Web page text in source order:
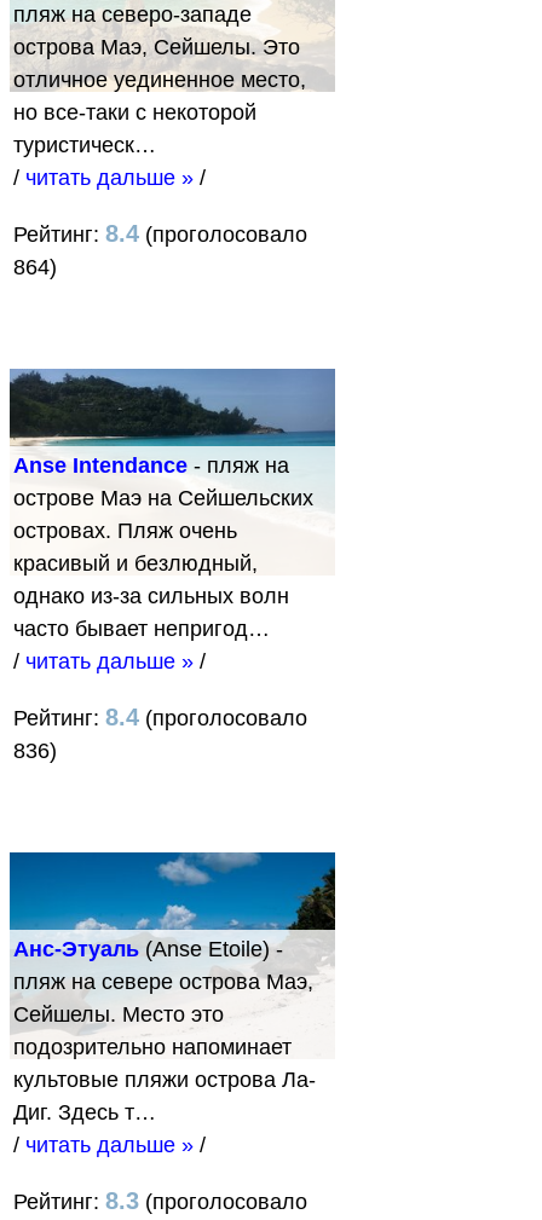
пляж на северо-западе
острова Маэ, Сейшелы. Это
отличное уединенное место,
но все-таки с некоторой
туристическ…
/ читать дальше » /
Рейтинг: 8.4 (проголосовало
864)
Anse Intendance - пляж на
острове Маэ на Сейшельских
островах. Пляж очень
красивый и безлюдный,
однако из-за сильных волн
часто бывает непригод…
/ читать дальше » /
Рейтинг: 8.4 (проголосовало
836)
Анс-Этуаль (Anse Etoile) -
пляж на севере острова Маэ,
Сейшелы. Место это
подозрительно напоминает
культовые пляжи острова Ла-
Диг. Здесь т…
/ читать дальше » /
Рейтинг: 8.3 (проголосовало